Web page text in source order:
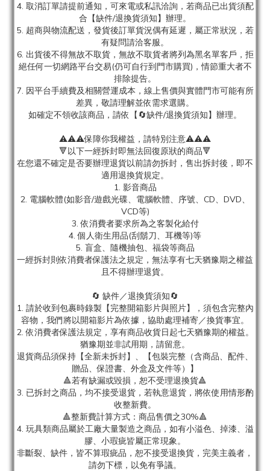
4. 取消訂單請提前通知，可來電或私訊洽詢，若商品已出貨須配
合【缺件/退換貨須知】辦理。
5. 超商與物流配送，發貨後訂單貨況偶有延遲，屬正常狀況，若
有疑問請洽客服。
6. 出貨後不得無故不取貨，無故不取貨者將列為黑名單客戶，拒
絕任何一切網路平台交易(仍可自行到門市購買)，情節重大者不
排除提告。
7. 因平台手續費及相關營運成本，線上售價與實體門市可能有所
差異，敬請理解並依需求選購。
如確定不領收該商品，請依【🔄缺件/退換貨須知】辦理。
⚠️⚠️⚠️保障你我權益，請特別注意⚠️⚠️⚠️
🔻以下一經拆封即無法回復原狀的商品🔻
在您還不確定是否要辦理退貨以前請勿拆封，售出拆封後，即不
適用退換貨規定。
1. 影音商品
2. 電腦軟體(如影音/遊戲光碟、電腦軟體、序號、CD、DVD、
VCD等)
3. 依消費者要求所為之客製化給付
4. 個人衛生用品(刮鬍刀、耳機等)等
5. 盲盒、隨機抽包、福袋等商品
一經拆封則依消費者保護法之規定，無法享有七天猶豫期之權益
且不得辦理退貨。
🔄 缺件／退換貨須知🔄
1. 請於收到包裹時錄製【完整開箱影片與照片】，須包含完整內
容物，我們將以開箱影片為依據，協助處理補寄／換貨事宜。
2. 依消費者保護法規定，享有商品收貨日起七天猶豫期的權益。
猶豫期並非試用期，請留意。
退貨商品須保持【全新未拆封】、【包裝完整（含商品、配件、
贈品、保證書、外盒及文件等）】
🔺若有缺漏或毀損，恕不受理退換貨🔺
3. 已拆封之商品，均不接受退貨，若執意退貨，將依使用情形酌
收整新費。
🔺整新費計算方式：商品售價之30%🔺
4. 玩具類商品屬於工廠大量製造之商品，如有小溢色、掉漆、溢
膠、小瑕疵皆屬正常現象。
非斷裂、缺件，皆不算瑕疵品，恕不接受退換貨，完美主義者，
請勿下標，以免有爭議。